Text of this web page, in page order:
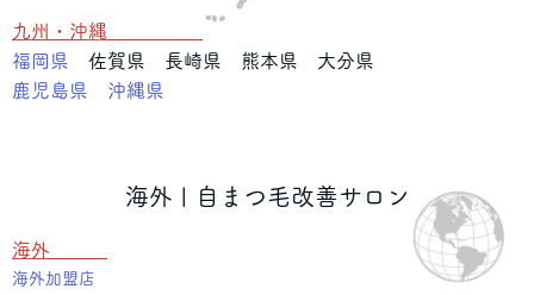
九州・沖縄
福岡県 佐賀県 長崎県 熊本県 大分県
鹿児島県
沖縄県
海外 | 自まつ毛改善サロン
海外
海外加盟店